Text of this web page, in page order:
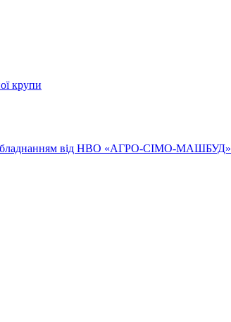
крупи
обладнанням від НВО «АГРО-СІМО-МАШБУД»